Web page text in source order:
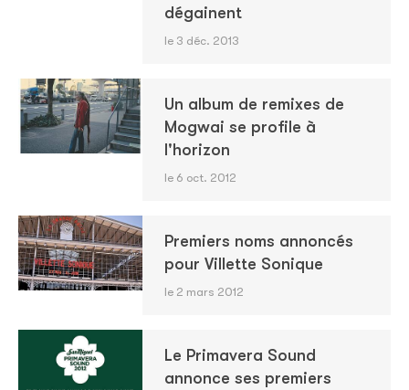
dégainent
le 3 déc. 2013
Un album de remixes de
Mogwai se profile à
l'horizon
le 6 oct. 2012
Premiers noms annoncés
pour Villette Sonique
le 2 mars 2012
Le Primavera Sound
annonce ses premiers